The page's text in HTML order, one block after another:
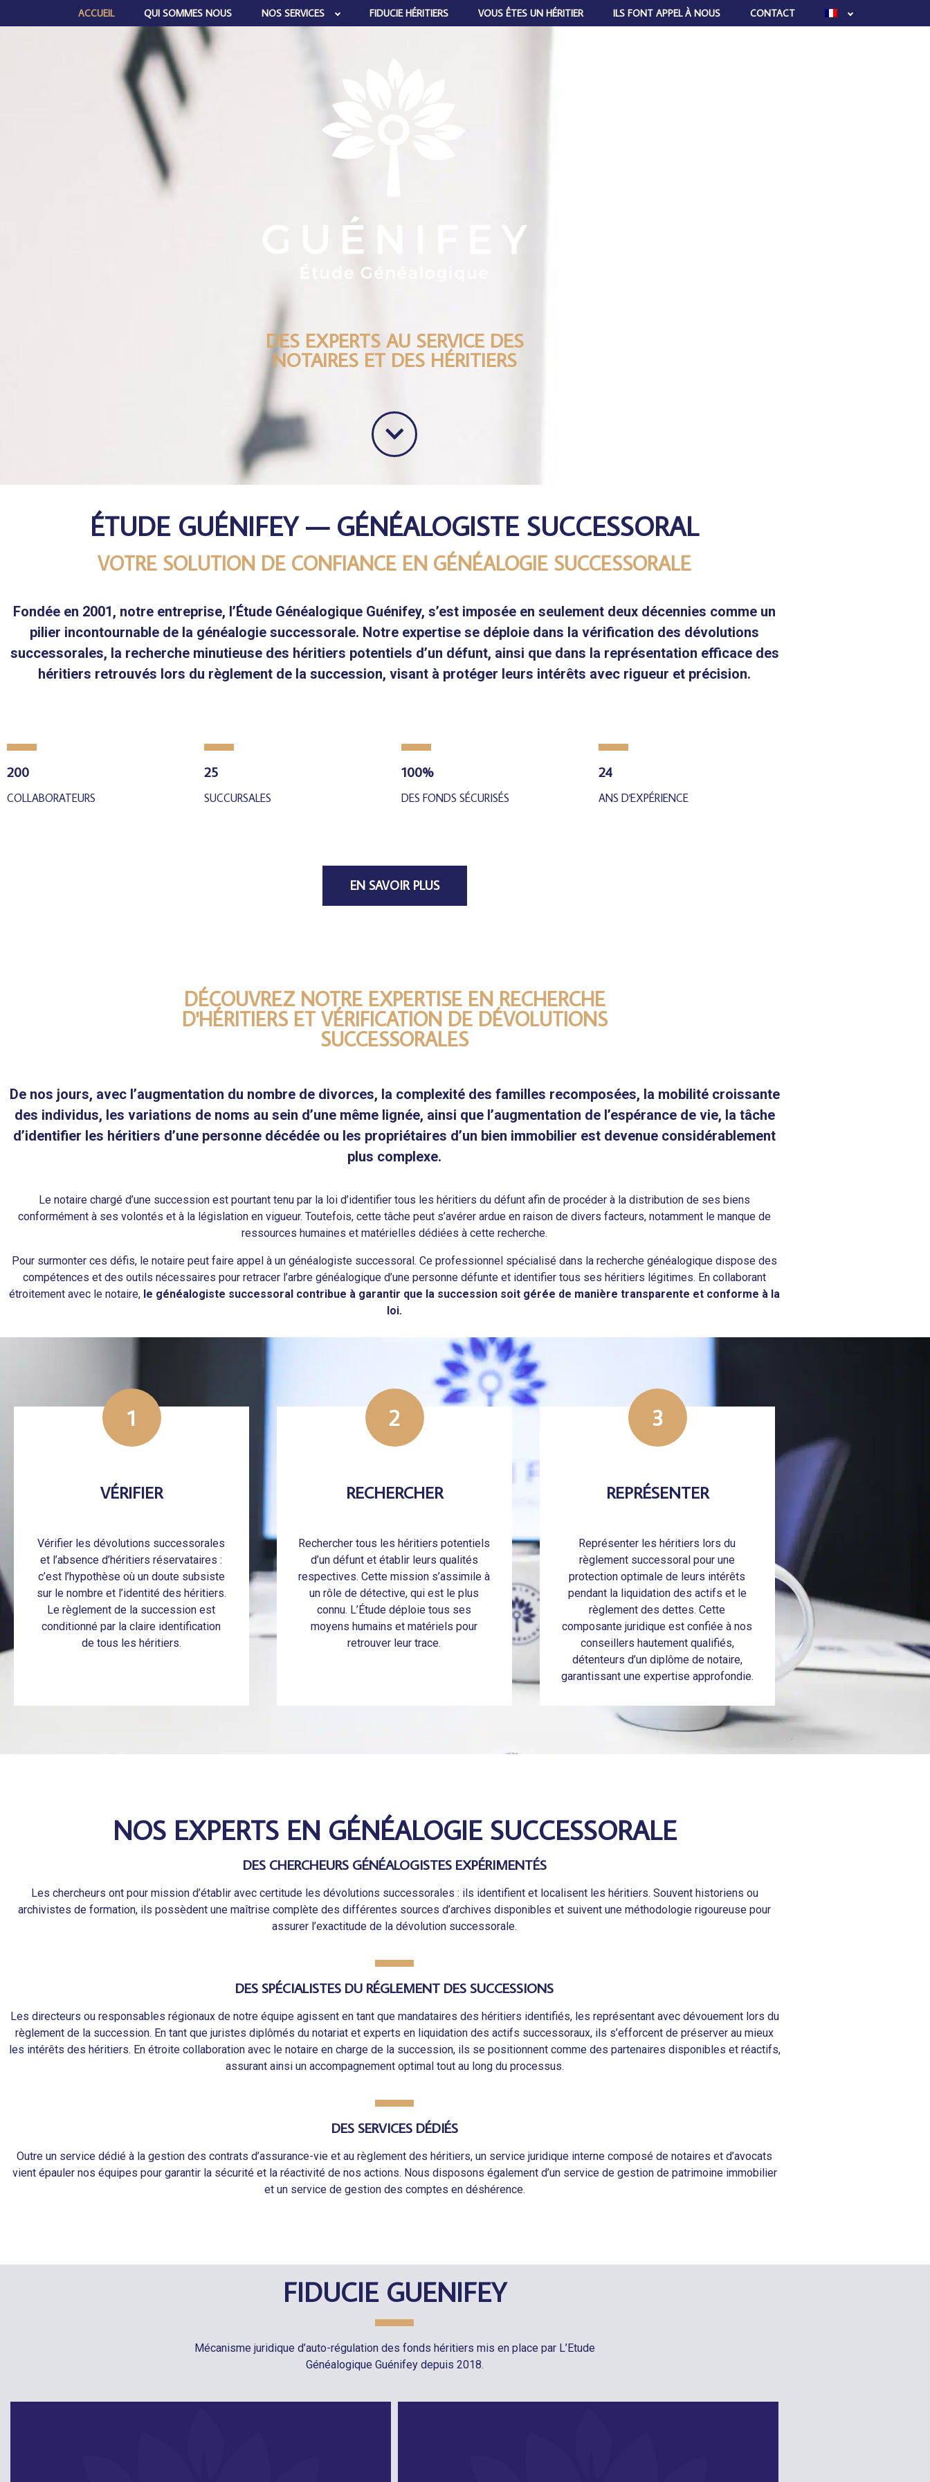
ACCUEIL QUI SOMMES NOUS NOS SERVICES FIDUCIE HÉRITIERS VOUS ÊTES UN HÉRITIER ILS FONT APPEL À NOUS CONTACT
DES EXPERTS AU SERVICE DES
NOTAIRES ET DES HÉRITIERS
ÉTUDE GUÉNIFEY — GÉNÉALOGISTE SUCCESSORAL
VOTRE SOLUTION DE CONFIANCE EN GÉNÉALOGIE SUCCESSORALE
Fondée en 2001, notre entreprise, l’Étude Généalogique Guénifey, s’est imposée en seulement deux décennies comme un
pilier incontournable de la généalogie successorale. Notre expertise se déploie dans la vérification des dévolutions
successorales, la recherche minutieuse des héritiers potentiels d’un défunt, ainsi que dans la représentation efficace des
héritiers retrouvés lors du règlement de la succession, visant à protéger leurs intérêts avec rigueur et précision.
200
COLLABORATEURS
25
SUCCURSALES
100%
DES FONDS SÉCURISÉS
24
ANS D'EXPÉRIENCE
EN SAVOIR PLUS
DÉCOUVREZ NOTRE EXPERTISE EN RECHERCHE
D'HÉRITIERS ET VÉRIFICATION DE DÉVOLUTIONS
SUCCESSORALES
De nos jours, avec l’augmentation du nombre de divorces, la complexité des familles recomposées, la mobilité croissante
des individus, les variations de noms au sein d’une même lignée, ainsi que l’augmentation de l’espérance de vie, la tâche
d’identifier les héritiers d’une personne décédée ou les propriétaires d’un bien immobilier est devenue considérablement
plus complexe.
Le notaire chargé d’une succession est pourtant tenu par la loi d’identifier tous les héritiers du défunt afin de procéder à la distribution de ses biens
conformément à ses volontés et à la législation en vigueur. Toutefois, cette tâche peut s’avérer ardue en raison de divers facteurs, notamment le manque de
ressources humaines et matérielles dédiées à cette recherche.
Pour surmonter ces défis, le notaire peut faire appel à un généalogiste successoral. Ce professionnel spécialisé dans la recherche généalogique dispose des
compétences et des outils nécessaires pour retracer l’arbre généalogique d’une personne défunte et identifier tous ses héritiers légitimes. En collaborant
étroitement avec le notaire, le généalogiste successoral contribue à garantir que la succession soit gérée de manière transparente et conforme à la
loi.
1
VÉRIFIER
Vérifier les dévolutions successorales
et l’absence d’héritiers réservataires :
c’est l’hypothèse où un doute subsiste
sur le nombre et l’identité des héritiers.
Le règlement de la succession est
conditionné par la claire identification
de tous les héritiers.
2
RECHERCHER
Rechercher tous les héritiers potentiels
d’un défunt et établir leurs qualités
respectives. Cette mission s’assimile à
un rôle de détective, qui est le plus
connu. L’Étude déploie tous ses
moyens humains et matériels pour
retrouver leur trace.
3
REPRÉSENTER
Représenter les héritiers lors du
règlement successoral pour une
protection optimale de leurs intérêts
pendant la liquidation des actifs et le
règlement des dettes. Cette
composante juridique est confiée à nos
conseillers hautement qualifiés,
détenteurs d’un diplôme de notaire,
garantissant une expertise approfondie.
NOS EXPERTS EN GÉNÉALOGIE SUCCESSORALE
DES CHERCHEURS GÉNÉALOGISTES EXPÉRIMENTÉS
Les chercheurs ont pour mission d’établir avec certitude les dévolutions successorales : ils identifient et localisent les héritiers. Souvent historiens ou
archivistes de formation, ils possèdent une maîtrise complète des différentes sources d’archives disponibles et suivent une méthodologie rigoureuse pour
assurer l’exactitude de la dévolution successorale.
DES SPÉCIALISTES DU RÉGLEMENT DES SUCCESSIONS
Les directeurs ou responsables régionaux de notre équipe agissent en tant que mandataires des héritiers identifiés, les représentant avec dévouement lors du
règlement de la succession. En tant que juristes diplômés du notariat et experts en liquidation des actifs successoraux, ils s’efforcent de préserver au mieux
les intérêts des héritiers. En étroite collaboration avec le notaire en charge de la succession, ils se positionnent comme des partenaires disponibles et réactifs,
assurant ainsi un accompagnement optimal tout au long du processus.
DES SERVICES DÉDIÉS
Outre un service dédié à la gestion des contrats d’assurance-vie et au règlement des héritiers, un service juridique interne composé de notaires et d’avocats
vient épauler nos équipes pour garantir la sécurité et la réactivité de nos actions. Nous disposons également d’un service de gestion de patrimoine immobilier
et un service de gestion des comptes en déshérence.
FIDUCIE GUENIFEY
Mécanisme juridique d’auto-régulation des fonds héritiers mis en place par L’Etude
Généalogique Guénifey depuis 2018.